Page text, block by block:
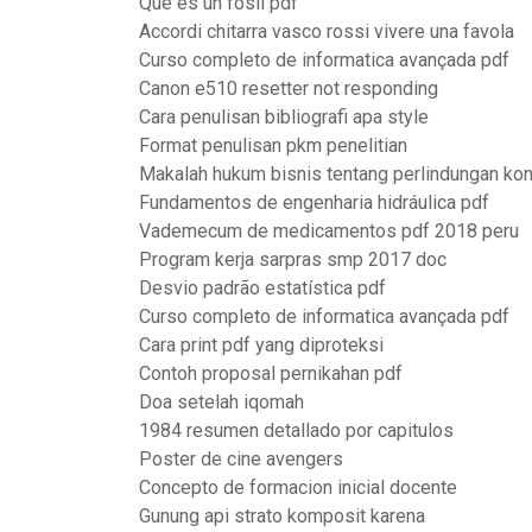
Accordi chitarra vasco rossi vivere una favola
Curso completo de informatica avançada pdf
Canon e510 resetter not responding
Cara penulisan bibliografi apa style
Format penulisan pkm penelitian
Makalah hukum bisnis tentang perlindungan
Fundamentos de engenharia hidráulica pdf
Vademecum de medicamentos pdf 2018 peru
Program kerja sarpras smp 2017 doc
Desvio padrão estatística pdf
Curso completo de informatica avançada pdf
Cara print pdf yang diproteksi
Contoh proposal pernikahan pdf
Doa setelah iqomah
1984 resumen detallado por capitulos
Poster de cine avengers
Concepto de formacion inicial docente
Gunung api strato komposit karena